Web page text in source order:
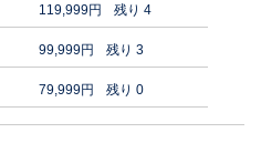
119,999円 残り 4
99,999円 残り 3
79,999円 残り 0